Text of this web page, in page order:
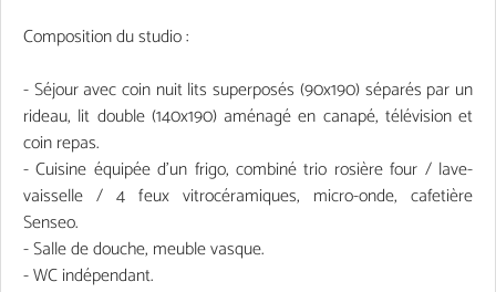
Composition du studio :
- Séjour avec coin nuit lits superposés (90x190) séparés par un
rideau, lit double (140x190) aménagé en canapé, télévision et
coin repas.
- Cuisine équipée d’un frigo, combiné trio rosière four / lave-
vaisselle / 4 feux vitrocéramiques, micro-onde, cafetière
Senseo.
- Salle de douche, meuble vasque.
- WC indépendant.